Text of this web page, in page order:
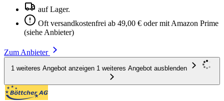
auf Lager.
Oft versandkostenfrei ab 49,00 € oder mit Amazon Prime
(siehe Anbieter)
Zum Anbieter
1 weiteres Angebot anzeigen 1 weiteres Angebot ausblenden